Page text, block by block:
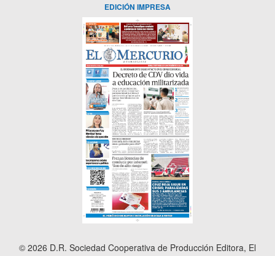
EDICIÓN IMPRESA
© 2026 D.R. Sociedad Cooperativa de Producción Editora, El